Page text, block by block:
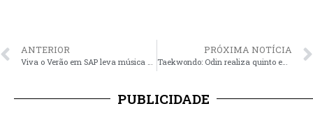
ANTERIOR PRÓXIMA NOTÍCIA
Taekwondo: Odin realiza quinto exame de graduação
PUBLICIDADE